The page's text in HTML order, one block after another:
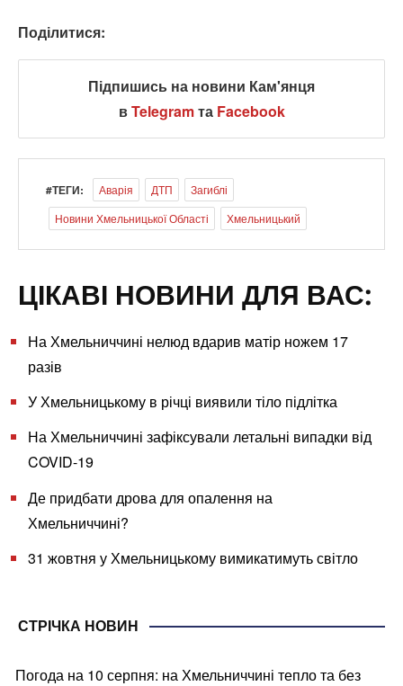
Поділитися:
Підпишись на новини Кам'янця
вTelegramта Facebook
#ТЕГИ: Аварія ДТП
Загиблі
Новини Хмельницької Області
Хмельницький
ЦІКАВІ НОВИНИ ДЛЯ ВАС:
На Хмельниччині нелюд вдарив матір ножем 17
разів
У Хмельницькому в річці виявили тіло підлітка
На Хмельниччині зафіксували летальні випадки від
COVID-19
Де придбати дрова для опалення на
Хмельниччині?
31 жовтня у Хмельницькому вимикатимуть світло
СТРІЧКА НОВИН
Погода на 10 серпня: на Хмельниччині тепло та без